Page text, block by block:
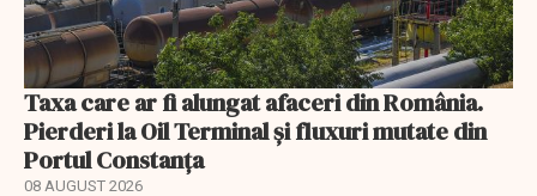
Taxa care ar fi alungat afaceri din România.
Pierderi la Oil Terminal și fluxuri mutate din
Portul Constanța
08 AUGUST 2026